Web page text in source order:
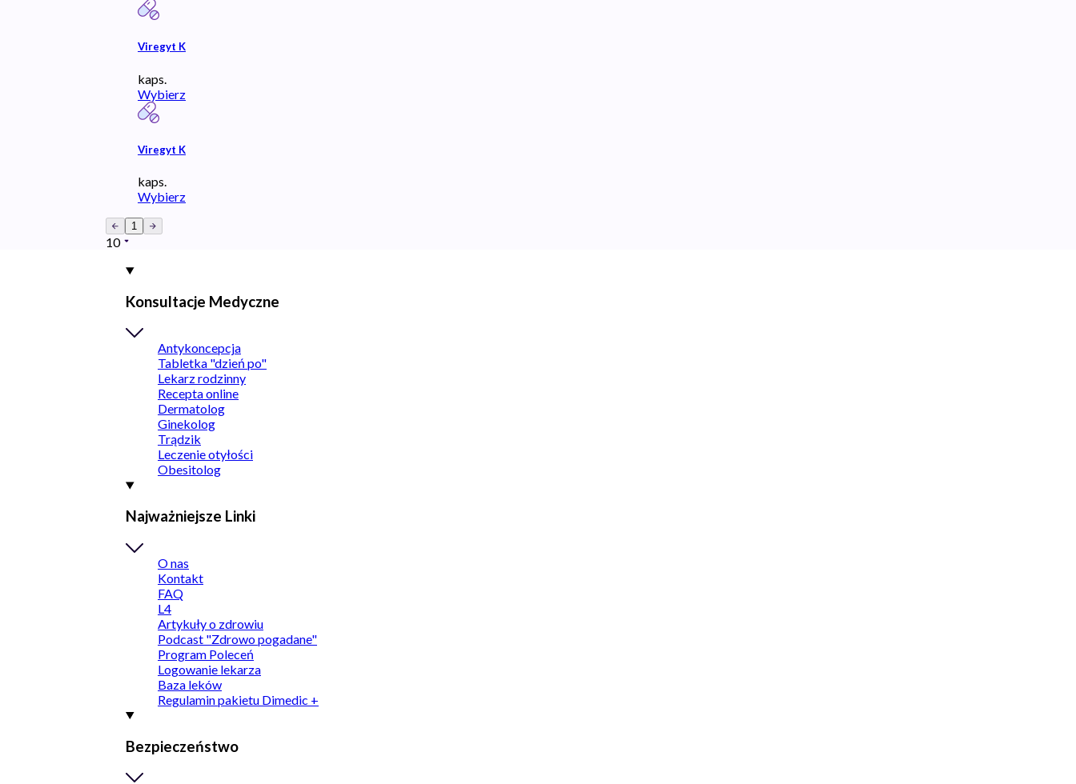
Viregyt K
kaps.
Wybierz
Viregyt K
kaps.
Wybierz
1
10
Konsultacje Medyczne
Antykoncepcja
Tabletka "dzień po"
Lekarz rodzinny
Recepta online
Dermatolog
Ginekolog
Trądzik
Leczenie otyłości
Obesitolog
Najważniejsze Linki
O nas
Kontakt
FAQ
L4
Artykuły o zdrowiu
Podcast "Zdrowo pogadane"
Program Poleceń
Logowanie lekarza
Baza leków
Regulamin pakietu Dimedic +
Bezpieczeństwo